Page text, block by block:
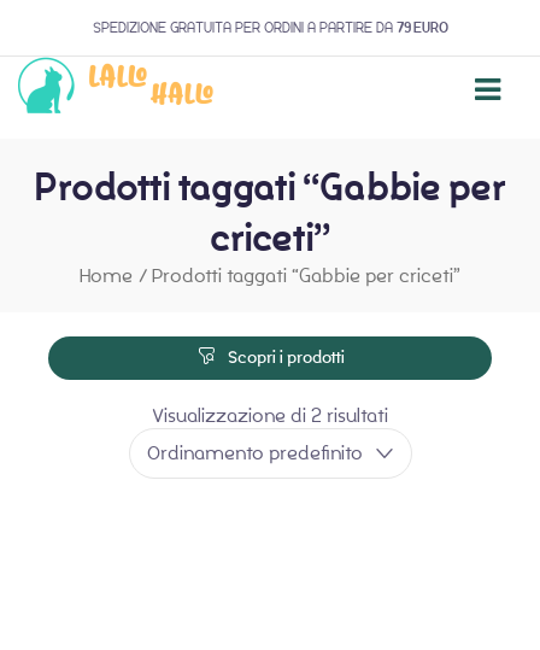
SPEDIZIONE GRATUITA PER ORDINI A PARTIRE DA 79 EURO
Prodotti taggati “Gabbie per
criceti”
Home / Prodotti taggati “Gabbie per criceti”
Scopri i prodotti
Visualizzazione di 2 risultati
Ordinamento predefinito